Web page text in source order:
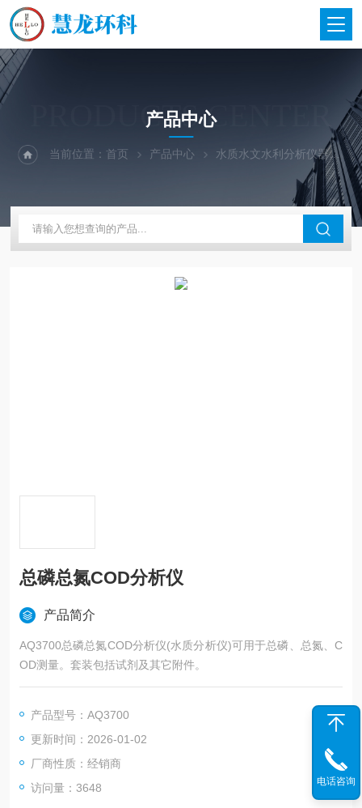
PRODUCTS CENTER
产品中心
当前位置：首页 产品中心 水质水文水利分析仪器
总磷总氮COD分析仪
产品简介
AQ3700总磷总氮COD分析仪(水质分析仪)可用于总磷、总氮、C
OD测量。套装包括试剂及其它附件。
产品型号：AQ3700
更新时间：2026-01-02
厂商性质：经销商
访问量：3648
电话咨询